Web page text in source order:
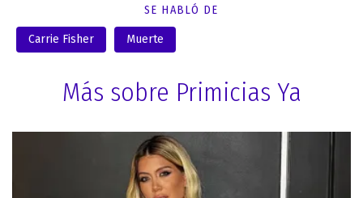
SE HABLÓ DE
Carrie Fisher Muerte
Más sobre Primicias Ya